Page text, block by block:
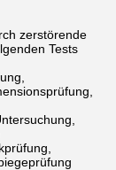
zerstörende
Tests